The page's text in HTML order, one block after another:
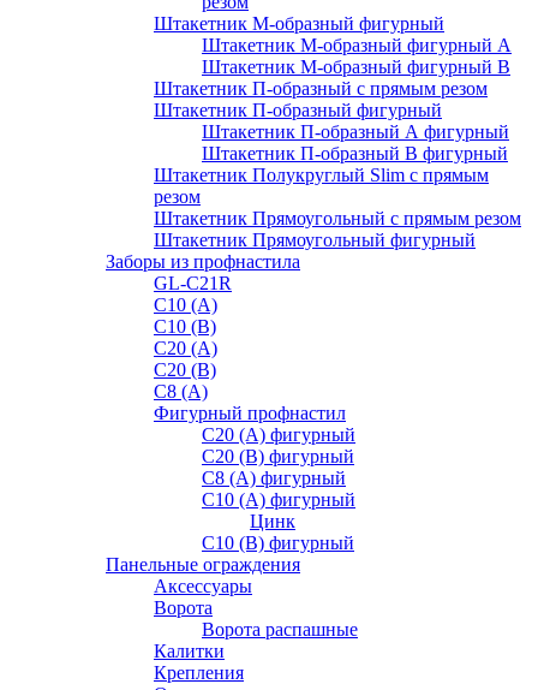
Штакетник М-образный фигурный
Штакетник М-образный фигурный A
Штакетник М-образный фигурный B
Штакетник П-образный с прямым резом
Штакетник П-образный фигурный
Штакетник П-образный А фигурный
Штакетник П-образный В фигурный
Штакетник Полукруглый Slim с прямым
резом
Штакетник Прямоугольный с прямым резом
Штакетник Прямоугольный фигурный
Заборы из профнастила
GL-С21R
С10 (A)
С10 (В)
С20 (А)
С20 (В)
С8 (A)
Фигурный профнастил
С20 (A) фигурный
С20 (В) фигурный
С8 (A) фигурный
С10 (A) фигурный
Цинк
С10 (В) фигурный
Панельные ограждения
Аксессуары
Ворота
Ворота распашные
Калитки
Крепления